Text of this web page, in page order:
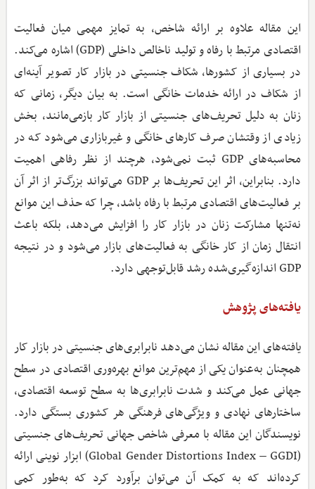
این مقاله علاوه بر ارائه شاخص، به تمایز مهمی میان فعالیت
اقتصادی مرتبط با رفاه و تولید ناخالص داخلی (GDP) اشاره می‌کند.
در بسیاری از کشورها، شکاف جنسیتی در بازار کار تصویر آینه‌ای
از شکاف در ارائه خدمات خانگی است. به بیان دیگر، زمانی که
زنان به دلیل تحریف‌های جنسیتی از بازار کار بازمی‌مانند، بخش
زیادی از وقتشان صرف کارهای خانگی و غیربازاری می‌شود که در
محاسبه‌های GDP ثبت نمی‌شود، هرچند از نظر رفاهی اهمیت
دارد. بنابراین، اثر این تحریف‌ها بر GDP می‌تواند بزرگ‌تر از اثر آن
بر فعالیت‌های اقتصادی مرتبط با رفاه باشد، چرا که حذف این موانع
نه‌تنها مشارکت زنان در بازار کار را افزایش می‌دهد، بلکه باعث
انتقال زمان از کار خانگی به فعالیت‌های بازار می‌شود و در نتیجه
GDP اندازه‌گیری‌شده رشد قابل‌توجهی دارد.
یافته‌های پژوهش
یافته‌های این مقاله نشان می‌دهد نابرابری‌های جنسیتی در بازار کار
همچنان به‌عنوان یکی از مهم‌ترین موانع بهره‌وری اقتصادی در سطح
جهانی عمل می‌کند و شدت نابرابری‌ها به سطح توسعه اقتصادی،
ساختارهای نهادی و ویژگی‌های فرهنگی هر کشوری بستگی دارد.
نویسندگان این مقاله با معرفی شاخص جهانی تحریف‌های جنسیتی
(Global Gender Distortions Index – GGDI) ابزار نوینی ارائه
کرده‌اند که به کمک آن می‌توان برآورد کرد که به‌طور کمی